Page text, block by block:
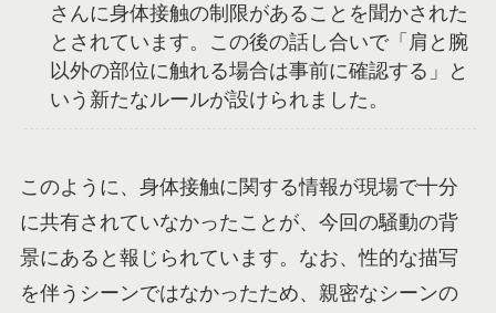
さんに身体接触の制限があることを聞かされた
とされています。この後の話し合いで「肩と腕
以外の部位に触れる場合は事前に確認する」と
いう新たなルールが設けられました。
このように、身体接触に関する情報が現場で十分
に共有されていなかったことが、今回の騒動の背
景にあると報じられています。なお、性的な描写
を伴うシーンではなかったため、親密なシーンの